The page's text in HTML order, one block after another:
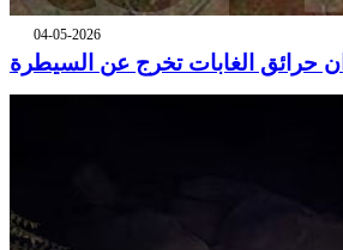
04-05-2026
ان حرائق الغابات تخرج عن السيطرة